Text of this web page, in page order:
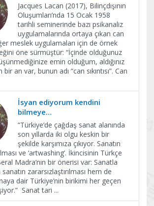
Jacques Lacan (2017), Bilinçdışının
Oluşumları’nda 15 Ocak 1958
tarihli seminerinde bazı psikanaliz
uygulamalarında ortaya çıkan can
meslek uygulamaları için de örnek
öne sürmüştür: “İçinde olduğunuz
emin olduğum, aldığınız
an var, bunun adı “can sıkıntısı”. Can
İsyan ediyorum kendini
bilmeye…
“Türkiye’de çağdaş sanat alanında
son yıllarda iki olgu keskin bir
şekilde karşımıza çıkıyor. Sanatın
ve ‘artwashing’. İkincisinin Türkçe
Madra’nın bir önerisi var: Sanatla
zararsızlaştırılması hem de
dair Türkiye’nin birikimi her geçen
Sanat tari ...